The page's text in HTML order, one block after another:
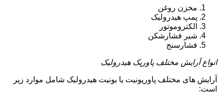
مخزن روغن
پمپ هیدرولیک
الکتروموتور
شیر فشارشکن
فشارسنج
انواع آرایش مختلف پاورپک هیدرولیک
آرایش های مختلف پاوریونیت یا یونیت هیدرولیک شامل موارد زیر
است: